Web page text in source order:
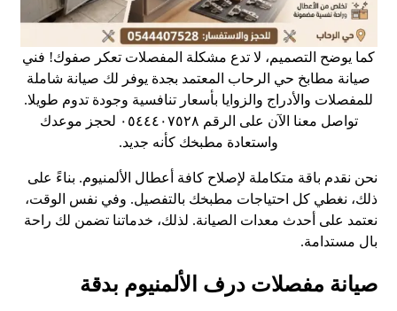
كما يوضح التصميم، لا تدع مشكلة المفصلات تعكر صفوك! فني
صيانة مطابخ حي الرحاب المعتمد بجدة يوفر لك صيانة شاملة
للمفصلات والأدراج والزوايا بأسعار تنافسية وجودة تدوم طويلا.
تواصل معنا الآن على الرقم ٠٥٤٤٤٠٧٥٢٨ لحجز موعدك
واستعادة مطبخك كأنه جديد.
نحن نقدم باقة متكاملة لإصلاح كافة أعطال الألمنيوم. بناءً على
ذلك، نغطي كل احتياجات مطبخك بالتفصيل. وفي نفس الوقت،
نعتمد على أحدث معدات الصيانة. لذلك، خدماتنا تضمن لك راحة
بال مستدامة.
صيانة مفصلات درف الألمنيوم بدقة